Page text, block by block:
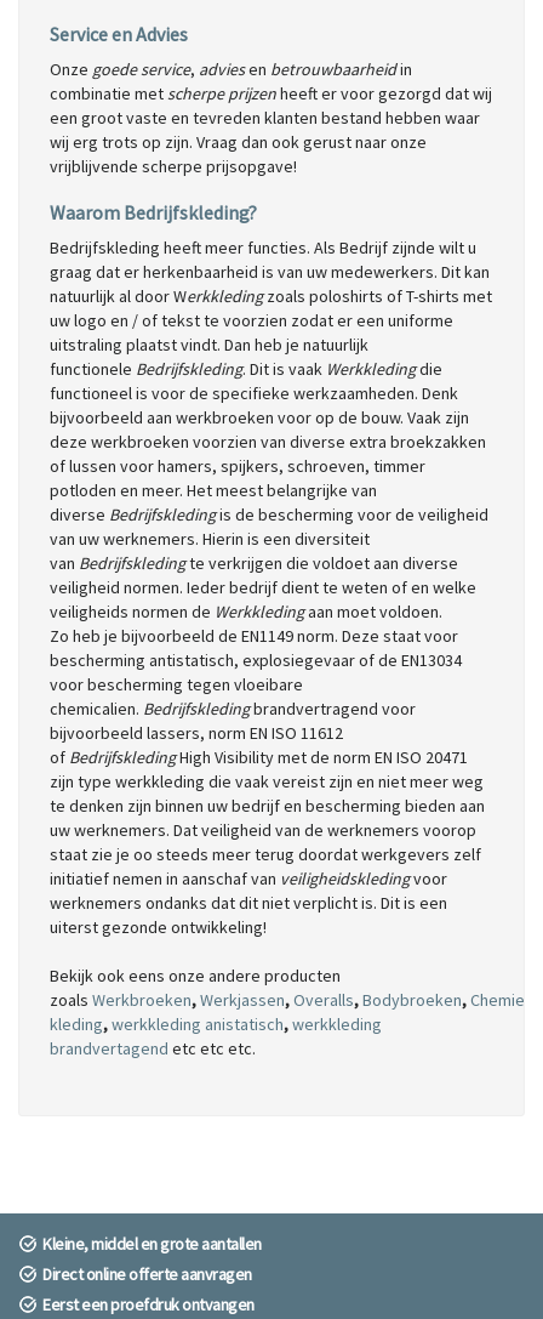
Service en Advies
Onze goede service, adviesen betrouwbaarheidin
combinatie metscherpe prijzenheeft er voor gezorgd dat wij
een groot vaste en tevreden klanten bestand hebben waar
wij erg trots op zijn. Vraag dan ook gerust naar onze
vrijblijvende scherpe prijsopgave!
Waarom Bedrijfskleding?
Bedrijfskleding heeft meer functies. Als Bedrijf zijnde wilt u
graag dat er herkenbaarheid is van uw medewerkers. Dit kan
natuurlijk al door Werkkledingzoals poloshirts of T-shirts met
uw logo en / of tekst te voorzien zodat er een uniforme
uitstraling plaatst vindt. Dan heb je natuurlijk
functionele Bedrijfskleding. Dit is vaak Werkkledingdie
functioneel is voor de specifieke werkzaamheden. Denk
bijvoorbeeld aan werkbroeken voor op de bouw. Vaak zijn
deze werkbroeken voorzien van diverse extra broekzakken
of lussen voor hamers, spijkers, schroeven, timmer
potloden en meer. Het meest belangrijke van
diverse Bedrijfskledingis de bescherming voor de veiligheid
van uw werknemers. Hierin is een diversiteit
van Bedrijfskledingte verkrijgen die voldoet aan diverse
veiligheid normen. Ieder bedrijf dient te weten of en welke
veiligheids normen de Werkkledingaan moet voldoen.
Zo heb je bijvoorbeeld de EN1149 norm. Deze staat voor
bescherming antistatisch, explosiegevaar of de EN13034
voor bescherming tegen vloeibare
chemicalien. Bedrijfskledingbrandvertragend voor
bijvoorbeeld lassers, norm EN ISO 11612
of BedrijfskledingHigh Visibility met de norm EN ISO 20471
zijn type werkkleding die vaak vereist zijn en niet meer weg
te denken zijn binnen uw bedrijf en bescherming bieden aan
uw werknemers. Dat veiligheid van de werknemers voorop
staat zie je oo steeds meer terug doordat werkgevers zelf
initiatief nemen in aanschaf van veiligheidskledingvoor
werknemers ondanks dat dit niet verplicht is. Dit is een
uiterst gezonde ontwikkeling!
Bekijk ook eens onze andere producten
zoals Werkbroeken,Werkjassen,Overalls,Bodybroeken,Chemie
kleding,werkkleding anistatisch,werkkleding
brandvertagend etc etc etc.
Kleine, middel en grote aantallen
Direct online offerte aanvragen
Eerst een proefdruk ontvangen